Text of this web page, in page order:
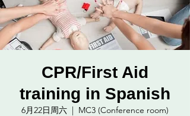
CPR/First Aid
training in Spanish
6月22日周六
  |
MC3 (Conference room)